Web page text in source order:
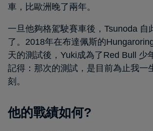
車，比歐洲晚了兩年。
一旦他夠格駕駛賽車後，Tsunoda 自
了。2018年在布達佩斯的
天的測試後，Yuki成為了Red Bull 少
記得：那次的測試，是目前為止我一
刻。
他的戰績如何?